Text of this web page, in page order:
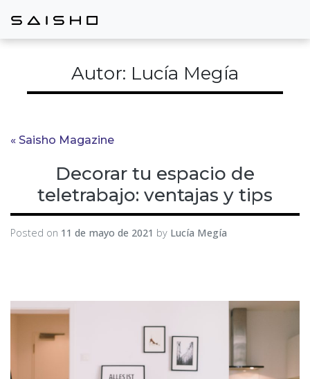
Autor: Lucía Megía
« Saisho Magazine
Decorar tu espacio de
teletrabajo: ventajas y tips
Posted on 11 de mayo de 2021 by Lucía Megía